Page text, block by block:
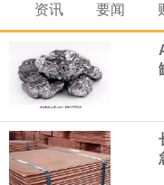
8月7日，宇树科
研发费用金额分
核心技术和知识
资讯 要闻